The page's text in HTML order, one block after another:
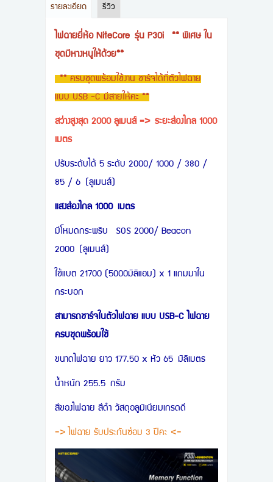
รายละเอียด รีวิว
ไฟฉายยี่ห้อ NiteCore รุ่น P30i ** พิเศษ ใน
ชุดมีหางหนูให้ด้วย**
** ครบชุดพร้อมใช้งาน ชาร์จได้ที่ตัวไฟฉาย
แบบ USB -C มีสายให้คะ **
สว่างสูงสุด 2000 ลูเมนส์ => ระยะส่องไกล 1000
เมตร
ปรับระดับได้ 5 ระดับ 2000/ 1000 / 380 /
85 / 6 (ลูเมนส์)
แสงส่องไกล 1000 เมตร
มีโหมดกระพริบ SOS 2000/ Beacon
2000 (ลูเมนส์)
ใช้แบต 21700 (5000มิลิแอม) x 1 แถมมาใน
กระบอก
สามารถชาร์จในตัวไฟฉาย แบบ USB-C ไฟฉาย
ครบชุดพร้อมใช้
ขนาดไฟฉาย ยาว 177.50 x หัว 65 มิลิเมตร
นำ้หนัก 255.5 กรัม
สีของไฟฉาย สีดำ วัสดุอลูมิเนียมเกรดดี
=> ไฟฉาย รับประกันซ่อม 3 ปีคะ <=